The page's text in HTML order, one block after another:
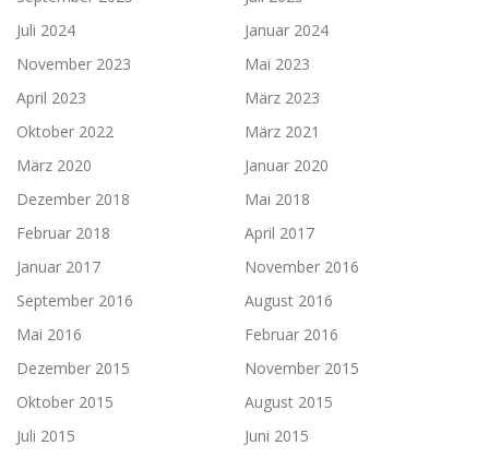
Juli 2024
Januar 2024
November 2023
Mai 2023
April 2023
März 2023
Oktober 2022
März 2021
März 2020
Januar 2020
Dezember 2018
Mai 2018
Februar 2018
April 2017
Januar 2017
November 2016
September 2016
August 2016
Mai 2016
Februar 2016
Dezember 2015
November 2015
Oktober 2015
August 2015
Juli 2015
Juni 2015